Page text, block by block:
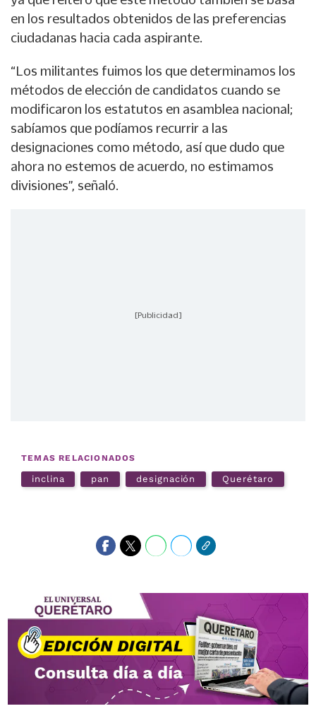
en los resultados obtenidos de las preferencias
ciudadanas hacia cada aspirante.
“Los militantes fuimos los que determinamos los
métodos de elección de candidatos cuando se
modificaron los estatutos en asamblea nacional;
sabíamos que podíamos recurrir a las
designaciones como método, así que dudo que
ahora no estemos de acuerdo, no estimamos
divisiones”, señaló.
[Publicidad]
TEMAS RELACIONADOS
inclina pan designación Querétaro